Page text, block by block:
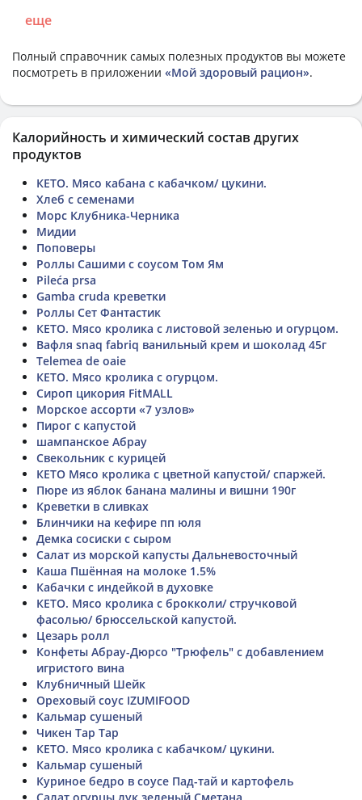
еще
Полный справочник самых полезных продуктов вы можете
посмотреть в приложении «Мой здоровый рацион».
Калорийность и химический состав других
продуктов
КЕТО. Мясо кабана с кабачком/ цукини.
Хлеб с семенами
Морс Клубника-Черника
Мидии
Поповеры
Роллы Сашими с соусом Том Ям
Pileća prsa
Gamba cruda креветки
Роллы Сет Фантастик
КЕТО. Мясо кролика с листовой зеленью и огурцом.
Вафля snaq fabriq ванильный крем и шоколад 45г
Telemea de oaie
КЕТО. Мясо кролика с огурцом.
Сироп цикория FitMALL
Морское ассорти «7 узлов»
Пирог с капустой
шампанское Абрау
Свекольник с курицей
КЕТО Мясо кролика с цветной капустой/ спаржей.
Пюре из яблок банана малины и вишни 190г
Креветки в сливках
Блинчики на кефире пп юля
Демка сосиски с сыром
Салат из морской капусты Дальневосточный
Каша Пшённая на молоке 1.5%
Кабачки с индейкой в духовке
КЕТО. Мясо кролика с брокколи/ стручковой
фасолью/ брюссельской капустой.
Цезарь ролл
Конфеты Абрау-Дюрсо "Трюфель" с добавлением
игристого вина
Клубничный Шейк
Ореховый соус IZUMIFOOD
Кальмар сушеный
Чикен Тар Тар
КЕТО. Мясо кролика с кабачком/ цукини.
Кальмар сушеный
Куриное бедро в соусе Пад-тай и картофель